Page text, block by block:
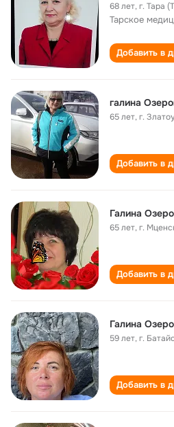
68 лет,г. Тара
Тарское
Добавить в
галина
65 лет,г.
Добавить в
Галина
65 лет,г.
Добавить в
Галина
59 лет,г.
Добавить в